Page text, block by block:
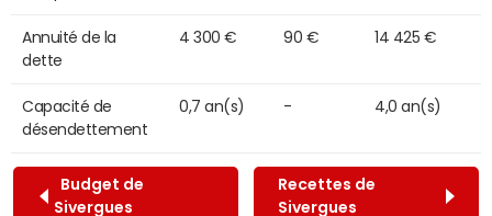
Annuité de la
dette
4 300 € 90 € 14 425 €
Capacité de
désendettement
0,7 an(s) - 4,0 an(s)
Budget de
Sivergues
Recettes de
Sivergues